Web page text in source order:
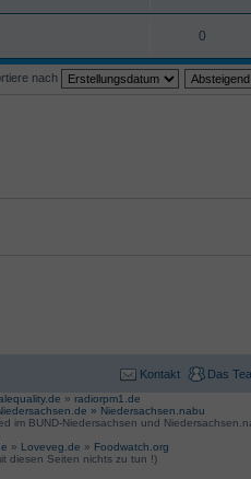
0
nach
Das
Kontakt
» radiorpm1.de
» Niedersachsen.nabu
im BUND-Niedersachsen und
» Loveveg.de » Foodwatch.org
diesen Seiten nichts zu tun !)